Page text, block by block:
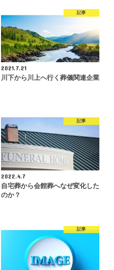
記事
2021.7.21
川下から川上へ行く葬儀関連企業
記事
2022.4.7
自宅葬から会館葬へなぜ変化した
のか？
記事